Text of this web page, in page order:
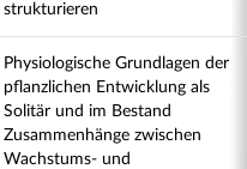
strukturieren
Physiologische Grundlagen der
pflanzlichen Entwicklung als
Solitär und im Bestand
Zusammenhänge zwischen
Wachstums- und